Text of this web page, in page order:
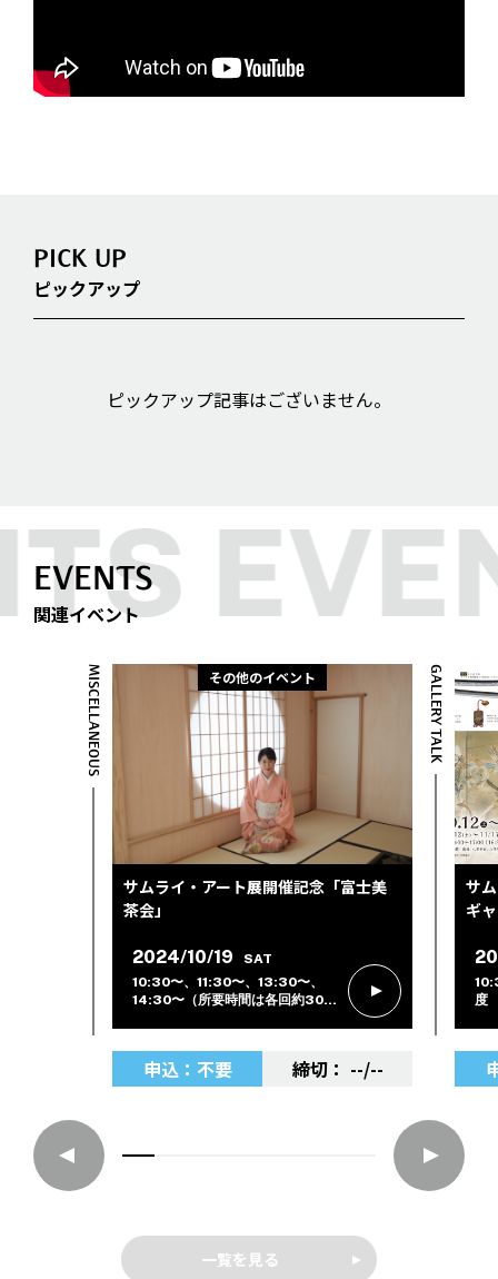
PICK UP
ピックアップ
ピックアップ記事はございません。
EVENTS
関連イベント
MISCELLANEOUS その他のイベント
サムライ・アート展開催記念「富士美
茶会」
2024/10/19
SAT
10:30〜、11:30〜、13:30〜、
14:30〜（所要時間は各回約30分
申込：不要 --/--
GALLERY TALK
サ
ギ
度
一覧を見る